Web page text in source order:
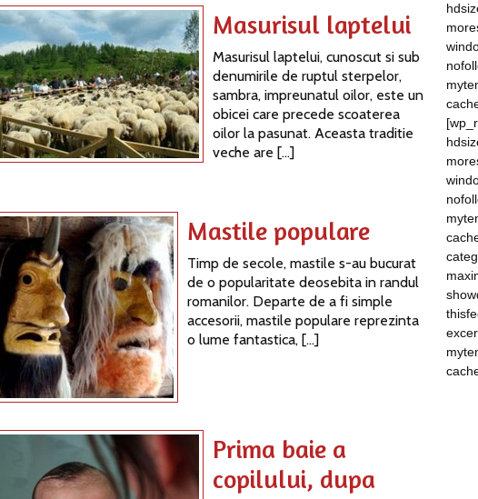
Masurisul laptelui
Masurisul laptelui, cunoscut si sub
denumirile de ruptul sterpelor,
sambra, impreunatul oilor, este un
obicei care precede scoaterea
oilor la pasunat. Aceasta traditie
veche are […]
Mastile populare
Timp de secole, mastile s-au bucurat
de o popularitate deosebita in randul
romanilor. Departe de a fi simple
accesorii, mastile populare reprezinta
o lume fantastica, […]
Prima baie a
copilului, dupa